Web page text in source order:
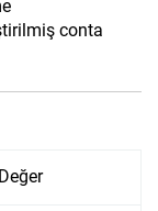
conta
Değer